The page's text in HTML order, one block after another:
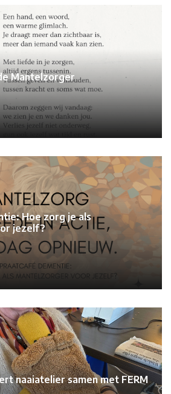
Mantelzorger
Hoe zorg je als
jezelf?
naaiatelier samen met FERM